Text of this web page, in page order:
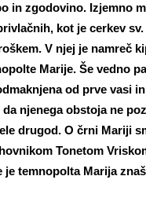
in zgodovino. Izjemno
kot je cerkev
V njej je namreč
Marije. Še vedno
od prve vasi
njenega obstoja ne
drugod. O črni Mariji
Tonetom
je temnopolta Marija